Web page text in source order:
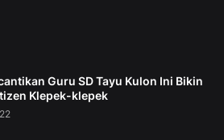
Guru SD Tayu Kulon Ini Bikin
Klepek-klepek